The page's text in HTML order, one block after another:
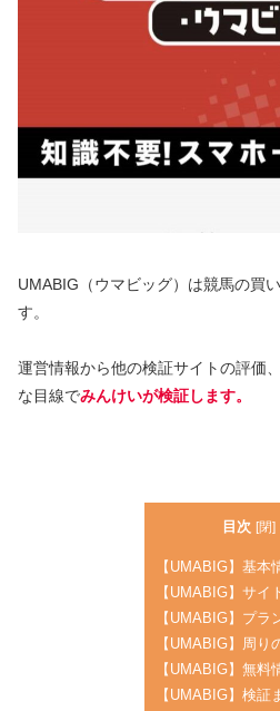
UMABIG（ウマビッグ）は競馬の買
す。
運営情報から他の検証サイトの評価
な目線でみんけいが検証します。
目次 [閉]
【UMABIG】基本
【UMABIG】サイ
【UMABIG】プラ
【UMABIG】周り
【UMABIG】無料
【UMABIG】検証